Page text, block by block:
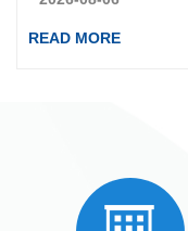
自研自制能力。产品覆
READ MORE